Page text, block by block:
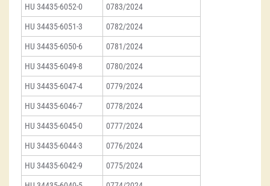
HU 34435-6052-0 0783/2024
HU 34435-6051-3 0782/2024
HU 34435-6050-6 0781/2024
HU 34435-6049-8 0780/2024
HU 34435-6047-4 0779/2024
HU 34435-6046-7 0778/2024
HU 34435-6045-0 0777/2024
HU 34435-6044-3 0776/2024
HU 34435-6042-9 0775/2024